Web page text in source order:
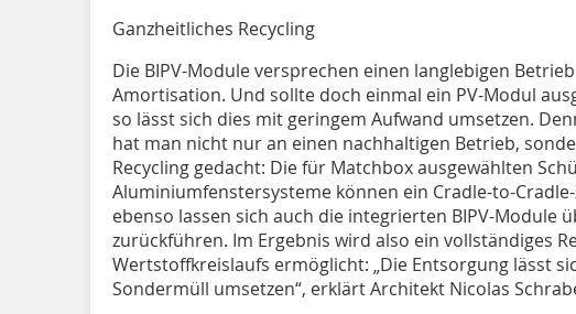
Ganzheitliches Recycling
Die BIPV-Module versprechen einen langlebigen
Amortisation. Und sollte doch einmal ein PV-Modul
so lässt sich dies mit geringem Aufwand umsetzen.
hat man nicht nur an einen nachhaltigen Betrieb,
Recycling gedacht: Die für Matchbox ausgewählten
Aluminiumfenstersysteme können ein Cradle-to-
ebenso lassen sich auch die integrierten BIPV-Module
zurückführen. Im Ergebnis wird also ein vollständiges
Wertstoffkreislaufs ermöglicht: „Die Entsorgung lässt
Sondermüll umsetzen“, erklärt Architekt Nicolas